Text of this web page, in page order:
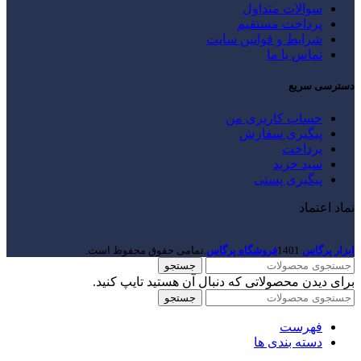
سوالات متداول
پرداخت مستقیم
شرایط و قوانین سایت
تماس با ما
دسترسی سریع
حساب کاربری من
پیگیری سفارش
پرداخت
سبد خرید
پیگیری پستی
نماد اعتماد
ابزار پرگاس 1401فروشگاه پرگاس.تمامی حقوق محفوظ است.
جستجو
برای دیدن محصولاتی که دنبال آن هستید تایپ کنید.
جستجو
فهرست
دسته بندی ها